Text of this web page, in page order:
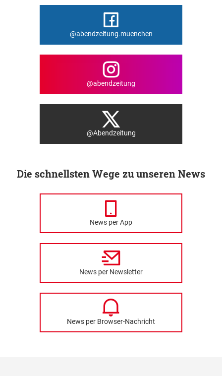
@abendzeitung.muenchen
@abendzeitung
@Abendzeitung
Die schnellsten Wege zu unseren News
News per App
News per Newsletter
News per Browser-Nachricht